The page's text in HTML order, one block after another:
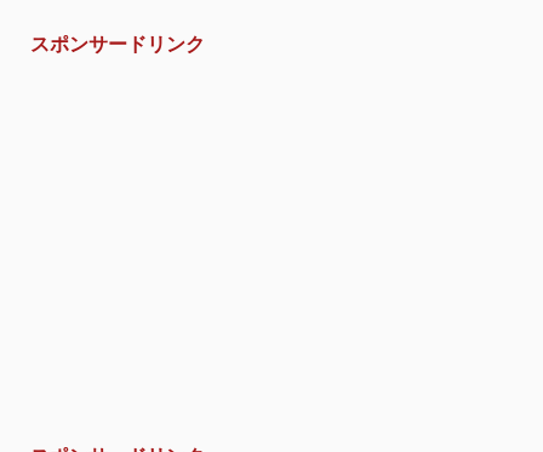
スポンサードリンク